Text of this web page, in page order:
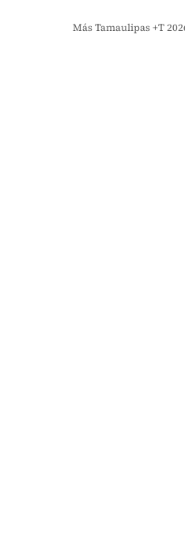
Más Tamaulipas +T